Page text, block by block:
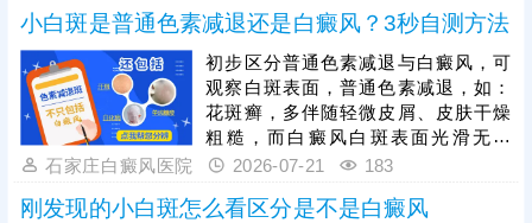
治疗。
明确病情，需通过伍德灯、皮肤ct等
科学检查，准确判定色素脱失程度与
病灶情况。白癜风危害极大，该病越
早治疗预后越好，发现疑似白斑症状
需及时就医，结合自身病情、体质制
定个性化对症治疗方案，避免拖延加
重病情、增加治疗难度。
小白斑是普通色素减退还是白癜风？3秒自测方法
初步区分普通色素减退与白癜风，可
观察白斑表面，普通色素减退，如：
花斑癣，多伴随轻微皮屑、皮肤干燥
粗糙，而白癜风白斑表面光滑无鳞
屑、无萎缩，触感与正常皮肤一致，
会扩散蔓延；白癜风具有扩散性，短
石家庄白癜风医院 2026-07-21 183
刚发现的小白斑怎么看区分是不是白癜风